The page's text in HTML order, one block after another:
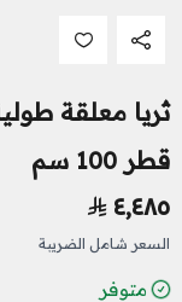
ثريا معلقة
قطر 100 سم
٤٬٤٨٥
السعر شامل الضريبة
متوفر